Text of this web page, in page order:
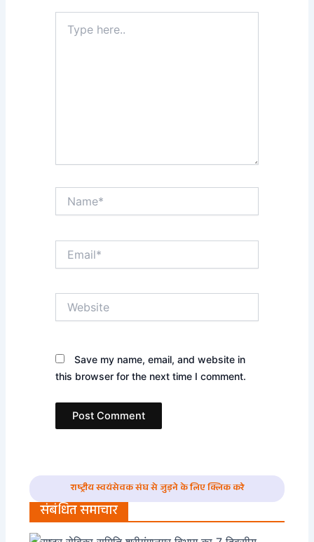
here..
Save my name, email, and website in
this browser for the next time I comment.
राष्ट्रीय स्वयंसेवक संघ से जुड़ने के लिए क्लिक करे
संबंधित समाचार